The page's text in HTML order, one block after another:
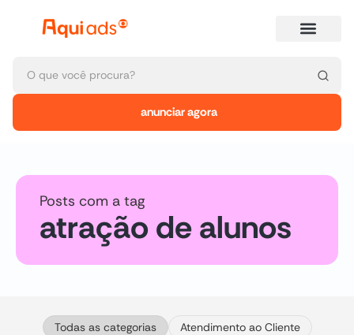
anunciar agora
Posts com a tag
atração de alunos
Todas as categorias
Atendimento ao Cliente